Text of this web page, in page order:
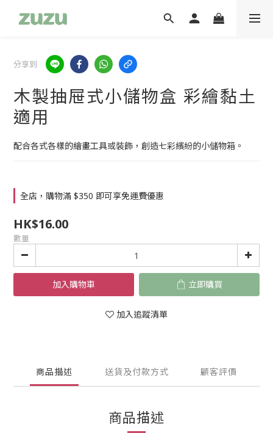
分享到
木製抽屉式小儲物盒 彩繪黏土
適用
配合各式各樣的繪畫工具或裝飾，創造七彩繽紛的小儲物箱。
全店，購物滿 $350 即可享免運費優惠
HK$16.00
數量
加入購物車 立即購買
加入追蹤清單
商品描述 送貨及付款方式 顧客評價
商品描述